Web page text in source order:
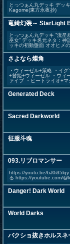
とっつぁん丸デッキ デッ
Kagome(東方永夜抄)
竜綺幻装～ StarLight
とっつぁん丸デッキ ”流星
巫女” デッキ名元ネタ：
ッキの初動盤面 オオヒメ
さよなら燦角
・ウィーゼル+策略 ・イ
+咎姫+ウィーゼル ・ウィ
ァイブ ・ヒートライオ+
Generated Deck
Sacred Darkworld
征服斗魂
093.リブロマンサー
https://youtu.be/
る https://youtube.com/
Danger! Dark World
World Darks
バクショ抜きホルス